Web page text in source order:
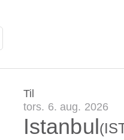
Til
tors. 6. aug. 2026
Istanbul